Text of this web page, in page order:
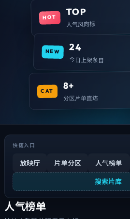
HOT TOP
人气风向标
NEW 24
今日上架条目
CAT 8+
分区片单直达
快捷入口
放映厅 片单分区 人气榜单
搜索片库
人气榜单